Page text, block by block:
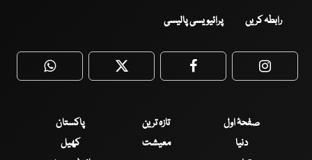
رابطہ کریں پرائیویسی پالیسی
WhatsApp Twitter Facebook
صفحۂ اول تازہ ترین
پاکستان
دنیا
معیشت
کھیل